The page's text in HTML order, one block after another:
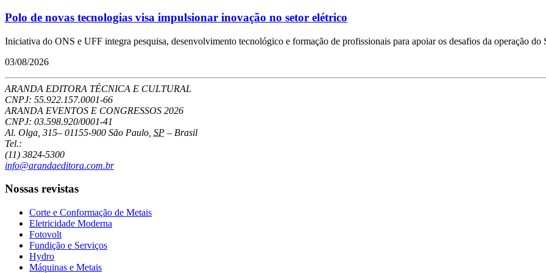
Polo de novas tecnologias visa impulsionar inovação no setor elétrico
Iniciativa do ONS e UFF integra pesquisa, desenvolvimento tecnológico e formação de profissionais para apoiar os desafios da operação do
03/08/2026
ARANDA EDITORA TÉCNICA E CULTURAL
CNPJ: 55.922.157.0001-66
ARANDA EVENTOS E CONGRESSOS 2026
CNPJ: 03.598.920/0001-41
Al. Olga, 315– 01155-900 São Paulo SP – Brasil
Tel.:
(11) 3824-5300
info@arandaeditora.com.br
Nossas revistas
Corte e Conformação de Metais
Eletricidade Moderna
Fotovolt
Fundição e Serviços
Hydro
Máquinas e Metais